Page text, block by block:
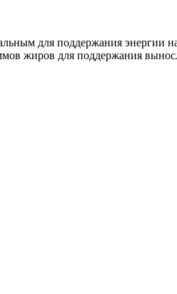
для поддержания энергии
жиров для поддержания